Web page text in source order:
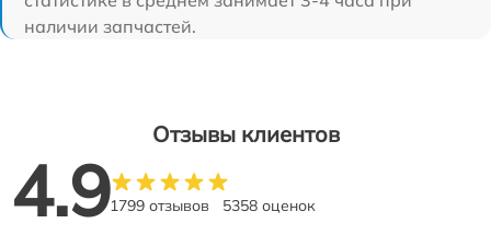
наличии запчастей.
Отзывы клиентов
4.91799 отзывов 5358 оценок